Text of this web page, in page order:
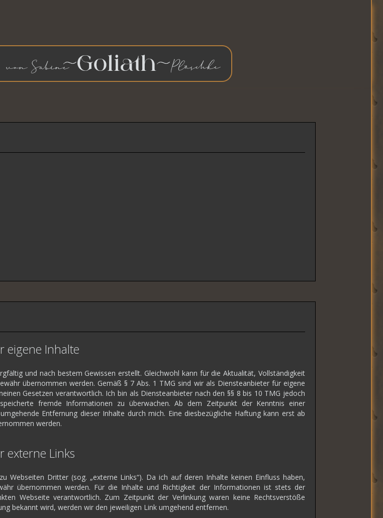
eigene Inhalte
und nach bestem Gewissen erstellt. Gleichwohl kann für die Aktualität, Vollständigkeit
übernommen werden. Gemäß § 7 Abs. 1 TMG sind wir als Diensteanbieter für eigene
Gesetzen verantwortlich. Ich bin als Diensteanbieter nach den §§ 8 bis 10 TMG jedoch
fremde Informationen zu überwachen. Ab dem Zeitpunkt der Kenntnis einer
Entfernung dieser Inhalte durch mich. Eine diesbezügliche Haftung kann erst ab
werden.
externe Links
Webseiten Dritter (sog. „externe Links“). Da ich auf deren Inhalte keinen Einfluss haben,
übernommen werden. Für die Inhalte und Richtigkeit der Informationen ist stets der
Webseite verantwortlich. Zum Zeitpunkt der Verlinkung waren keine Rechtsverstöße
bekannt wird, werden wir den jeweiligen Link umgehend entfernen.